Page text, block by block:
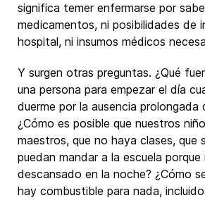
significa temer enfermarse por
medicamentos, ni posibilidades de
hospital, ni insumos médicos
Y surgen otras preguntas. ¿Qué
una persona para empezar el día
duerme por la ausencia prolongada
¿Cómo es posible que nuestros
maestros, que no haya clases, que
puedan mandar a la escuela porque
descansado en la noche? ¿Cómo
hay combustible para nada,